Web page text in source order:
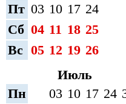
Пт 03 10 17 24
Сб 04 11 18 25
Вс 05 12 19 26
Июль
Пн
03 10 17 24